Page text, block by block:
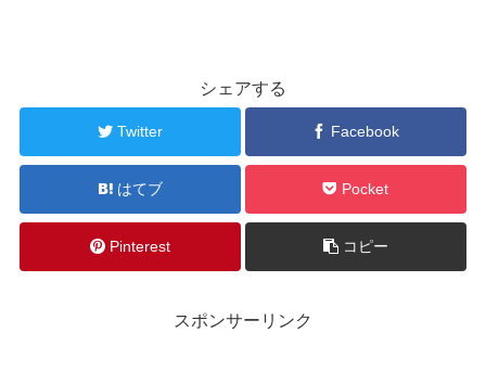
シェアする
Twitter Facebook
はてブ Pocket
Pinterest コピー
スポンサーリンク